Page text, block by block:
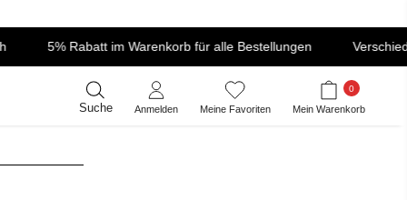
5% Rabatt im Warenkorb für alle Bestellungen
Suche Anmelden Meine Favoriten
0
Mein Warenkorb